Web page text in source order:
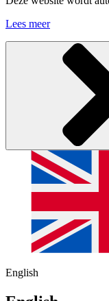
Lees meer
English